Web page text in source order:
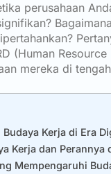
perusahaan
(Human
mereka di
Kerja di Era
Kerja dan
Mempengaruhi